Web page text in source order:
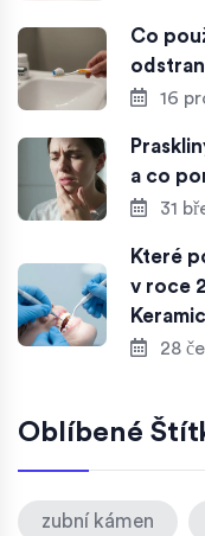
Co
16
a co
31
Které
v roce
28
Oblíbené
zubní kámen